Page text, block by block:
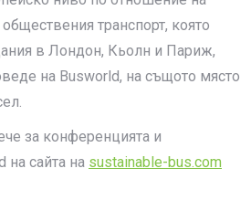
транспорт, която
в Лондон, Кьолн и Париж,
на Busworld, на същото място
за конференцията и
на сайта на sustainable-bus.com